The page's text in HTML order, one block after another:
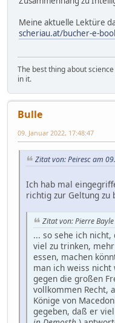
Meine aktuelle Lektüre
scheriau.at/bucher-e-
The best thing about
in it.
Bulle
09. Januar 2022, 17:48:47
Zitat von: Peiresc am
Ich hab mal
richtig zur Geltung zu
Zitat von: Pierre Bayle
... so sehe ich
viel zu trinken,
essen, machen
man ich weiss nicht
gegen die großen
vollkommen Recht,
Könige von
gegeben, daß er